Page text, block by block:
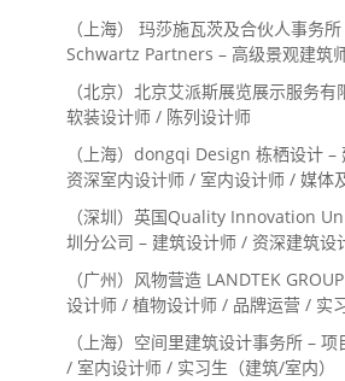
（上海） 玛莎施瓦茨及合伙人事务
Schwartz Partners – 高级景观建筑
Landscape Designer / 景观建筑师
Landscape Designer
（北京）北京艾派斯展览展示服务有
软装设计师 / 陈列设计师
（上海）dongqi Design 栋栖设计 –
资深室内设计师 / 室内设计师 / 媒体
系主管 / 设计实习生（常年招聘）
（深圳）英国Quality Innovation
圳分公司 – 建筑设计师 / 资深建筑设
内设计师 / 设计实习生
（广州）风物营造 LANDTEK
设计师 / 植物设计师 / 品牌运营 / 实
（上海）空间里建筑设计事务所 –
/ 室内设计师 / 实习生（建筑/室内）